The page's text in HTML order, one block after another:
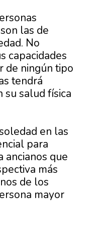
las de
No
capacidades
de ningún tipo
tendrá
su salud física
en las
para
ancianos que
más
de los
mayor